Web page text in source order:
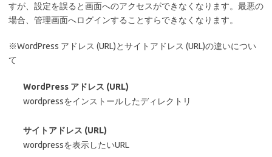
すが、設定を誤ると画面へのアクセスができなくなります。最悪の
場合、管理画面へログインすることすらできなくなります。
※WordPress アドレス (URL)とサイトアドレス (URL)の違いについ
て
WordPress アドレス (URL)
wordpressをインストールしたディレクトリ
サイトアドレス (URL)
wordpressを表示したいURL